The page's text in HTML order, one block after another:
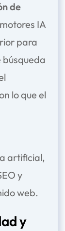
de
IA
para
lo que el
artificial,
y
web.
y